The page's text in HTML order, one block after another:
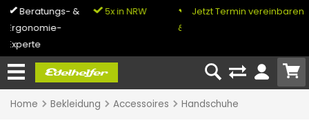
5x in NRW
0% Finanzierung
Jetzt Termin vereinbaren
Home Bekleidung Accessoires Handschuhe